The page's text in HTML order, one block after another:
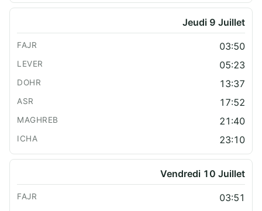
Jeudi 9 Juillet
03:50
05:23
13:37
17:52
21:40
23:10
Vendredi 10 Juillet
03:51